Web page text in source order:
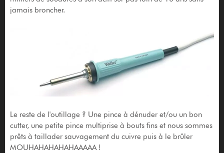
jamais broncher.
Le reste de l'outillage ? Une pince à dénuder et/ou un bon
cutter, une petite pince multiprise à bouts fins et nous sommes
prêts à taillader sauvagement du cuivre puis à le brûler
MOUHAHAHAHAHAAAAA !